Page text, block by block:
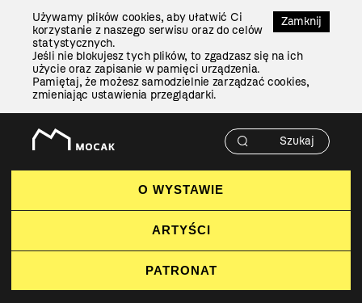
Zamknij
Używamy plików cookies, aby ułatwić Ci
korzystanie z naszego serwisu oraz do celów
statystycznych.
Jeśli nie blokujesz tych plików, to zgadzasz się na ich
użycie oraz zapisanie w pamięci urządzenia.
Pamiętaj, że możesz samodzielnie zarządzać cookies,
zmieniając ustawienia przeglądarki.
O WYSTAWIE
ARTYŚCI
PATRONAT